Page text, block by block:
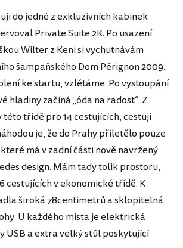
do jedné z exkluzivních kabinek
Private Suite 2K. Po usazení
Wilter z Keni si vychutnávám
šampaňského Dom Pérignon 2009.
ke startu, vzlétáme. Po vystoupání
hladiny začíná „óda na radost“. Z
této třídě pro 14 cestujících, cestuji
je, že do Prahy přiletělo pouze
má v zadní části nově navržený
design. Mám tady tolik prostoru,
cestujících v ekonomické třídě. K
široká 78centimetrů a sklopitelná
U každého místa je elektrická
USB a extra velký stůl poskytující